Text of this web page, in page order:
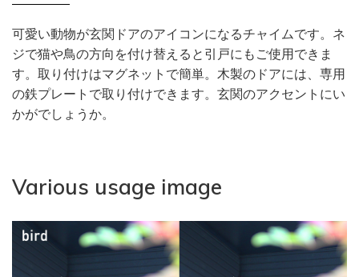
可愛い動物が玄関ドアのアイコンになるチャイムです。ネ
ジで猫や鳥の方向を付け替えると引戸にもご使用できま
す。取り付けはマグネットで簡単。木製のドアには、専用
の鉄プレートで取り付けできます。玄関のアクセントにい
かがでしょうか。
Various usage image